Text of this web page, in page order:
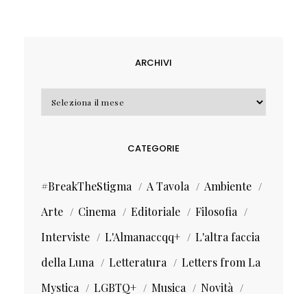
ARCHIVI
Archivi
CATEGORIE
#BreakTheStigma A Tavola
Ambiente
Arte
Cinema Editoriale
Filosofia
Interviste
L'Almanaccqq+
L'altra faccia
della Luna
Letteratura
Letters from La
Mystica
LGBTQ+ Musica
Novità